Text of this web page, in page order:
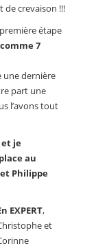
de crevaison !!!
étape
7
une dernière
part une
l’avons tout
et je
au
Philippe
EXPERT,
et